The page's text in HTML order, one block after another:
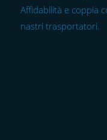
Affidabilità e coppia
nastri trasportatori.